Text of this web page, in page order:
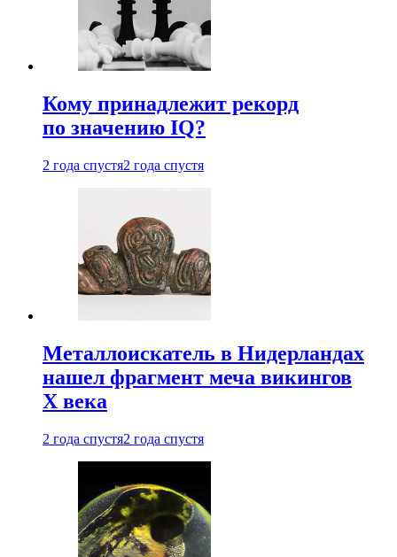
Кому принадлежит рекорд
по значению IQ?
2 года спустя2 года спустя
Металлоискатель в Нидерландах
нашел фрагмент меча викингов
X века
2 года спустя2 года спустя